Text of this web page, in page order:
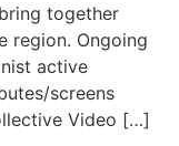
together
region. Ongoing
active
screens
Video […]